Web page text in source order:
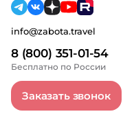
8 (800) 351-01-54
Бесплатно по России
info@zabota.travel
Заказать звонок